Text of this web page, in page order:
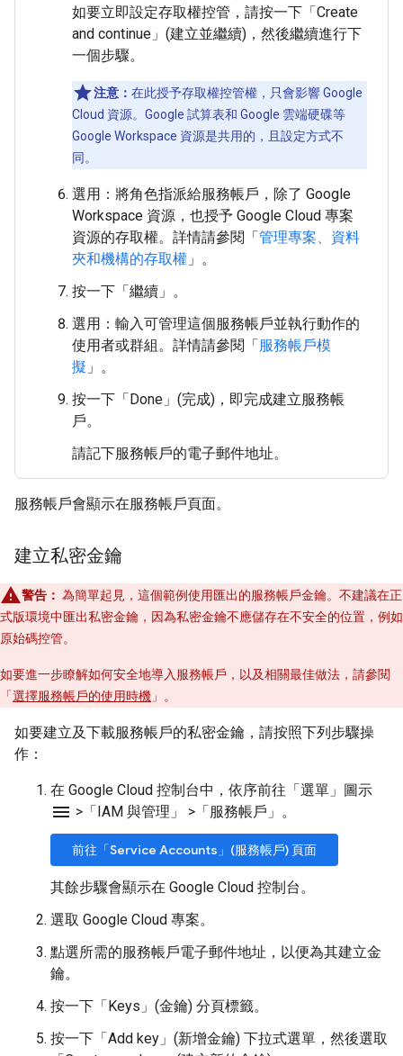
如要立即設定存取權控管，請按一下「Create
and continue」(建立並繼續) ，然後繼續進行下
一個步驟。
注意： 在此授予存取權控管權，只會影響 Google
Cloud 資源。Google 試算表和 Google 雲端硬碟等
Google Workspace 資源是共用的，且設定方式不
同。
選用：將角色指派給服務帳戶，除了 Google
Workspace 資源，也授予 Google Cloud 專案
資源的存取權。詳情請參閱「管理專案、資料
夾和機構的存取權 」。
按一下「繼續」 。
選用：輸入可管理這個服務帳戶並執行動作的
使用者或群組。詳情請參閱「服務帳戶模
擬 」。
按一下「Done」(完成) ，即完成建立服務帳
戶。
請記下服務帳戶的電子郵件地址。
服務帳戶會顯示在服務帳戶頁面。
建立私密金鑰
警告： 為簡單起見，這個範例使用匯出的服務帳戶金鑰。不建議在正
式版環境中匯出私密金鑰，因為私密金鑰不應儲存在不安全的位置，例如
原始碼控管。
如要進一步瞭解如何安全地導入服務帳戶，以及相關最佳做法，請參閱
「選擇服務帳戶的使用時機 」。
如要建立及下載服務帳戶的私密金鑰，請按照下列步驟操
作：
在 Google Cloud 控制台中，依序前往「選單」圖示
menu > 「IAM 與管理」 > 「服務帳戶」 。
前往「Service Accounts」(服務帳戶) 頁面
其餘步驟會顯示在 Google Cloud 控制台。
選取 Google Cloud 專案。
點選所需的服務帳戶電子郵件地址，以便為其建立金
鑰。
按一下「Keys」(金鑰) 分頁標籤。
按一下「Add key」(新增金鑰) 下拉式選單，然後選取